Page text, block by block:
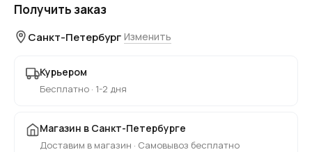
Получить заказ
Санкт-Петербург Изменить
Курьером
Бесплатно · 1-2 дня
Магазин в Санкт-Петербурге
Доставим в магазин · Самовывоз бесплатно